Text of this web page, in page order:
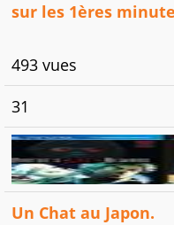
sur les 1ères
493 vues
31
Un Chat au Japon.